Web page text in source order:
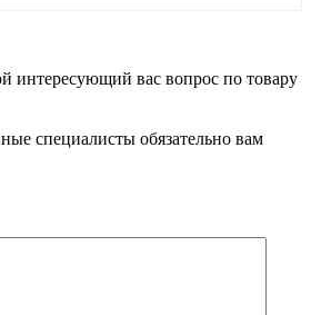
интересующий вас вопрос по товару
специалисты обязательно вам